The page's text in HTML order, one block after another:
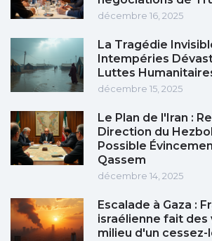
décembre 16, 2025
La Tragédie
Intempéries
Luttes
décembre 15, 2025
Le Plan de l'Iran :
Direction du
Possible
Qassem
décembre 14, 2025
Escalade à Gaza :
israélienne fait des
milieu d'un